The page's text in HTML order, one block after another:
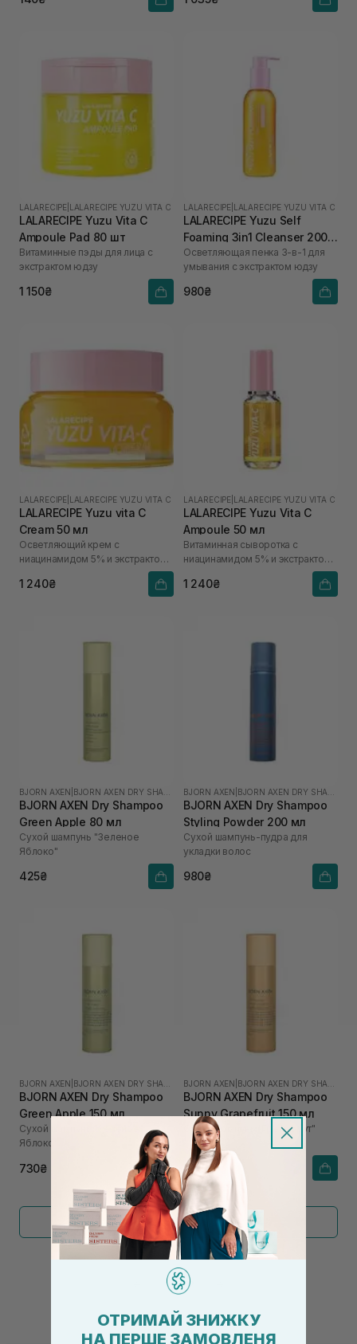
LALARECIPE LALARECIPE YUZU VITA C
LALARECIPE Yuzu Vita C
Ampoule Pad 80 шт
Витаминные пэды для лица с
экстрактом юдзу
1 150₴
LALARECIPE LALARECIPE YUZU VITA C
LALARECIPE Yuzu Self
Foaming 3in1 Cleanser 200
мл
Осветляющая пенка 3-в-1 для
умывания с экстрактом юдзу
980₴
LALARECIPE LALARECIPE YUZU VITA C
LALARECIPE Yuzu vita C
Cream 50 мл
Осветляющий крем с
ниацинамидом 5% и экстрактом
1 240₴
LALARECIPE LALARECIPE YUZU VITA C
LALARECIPE Yuzu Vita C
Ampoule 50 мл
Витаминная сыворотка с
ниацинамидом 5% и экстрактом
1 240₴
BJORN AXEN
BJORN AXEN Dry Shampoo
Green Apple 80 мл
Сухой шампунь "Зеленое
Яблоко"
425₴
BJORN AXEN
BJORN AXEN Dry Shampoo
Styling Powder 200 мл
Сухой шампунь-пудра для
укладки волос
980₴
BJORN AXEN BJORN AXEN DRY SHAMPOO
BJORN AXEN Dry Shampoo
Green Apple 150 мл
Сухой шампунь "Зеленое
Яблоко"
730₴
BJORN AXEN BJORN AXEN DRY SHAMPOO
BJORN AXEN Dry Shampoo
Sunny Grapefruit 150 мл
Сухой шампунь "Грейпфрут"
730₴
Показать больше
1 2
ОТРИМАЙ ЗНИЖКУ
НА ПЕРШЕ ЗАМОВЛЕНЯ